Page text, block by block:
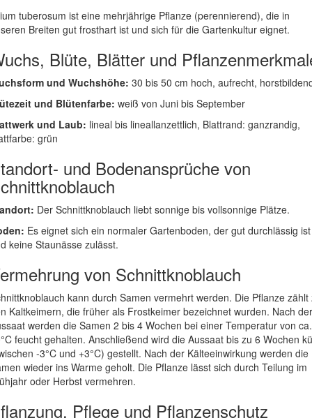
tuberosum ist eine mehrjährige Pflanze (perennierend), die in
Breiten gut frosthart ist und sich für die Gartenkultur eignet.
Blüte, Blätter und
und Wuchshöhe: 30 bis 50 cm hoch, aufrecht,
und Blütenfarbe: weiß von Juni bis September
und Laub: lineal bis lineallanzettlich, Blattrand: ganzrandig,
grün
und Bodenansprüche von
Der Schnittknoblauch liebt sonnige bis vollsonnige Plätze.
Es eignet sich ein normaler Gartenboden, der gut durchlässig ist
keine Staunässe zulässt.
von Schnittknoblauch
kann durch Samen vermehrt werden. Die Pflanze zählt
Kaltkeimern, die früher als Frostkeimer bezeichnet wurden. Nach der
werden die Samen 2 bis 4 Wochen bei einer Temperatur von ca.
feucht gehalten. Anschließend wird die Aussaat bis zu 6 Wochen
-3°C und +3°C) gestellt. Nach der Kälteeinwirkung werden die
wieder ins Warme geholt. Die Pflanze lässt sich durch Teilung im
oder Herbst vermehren.
Pflege und Pflanzenschutz